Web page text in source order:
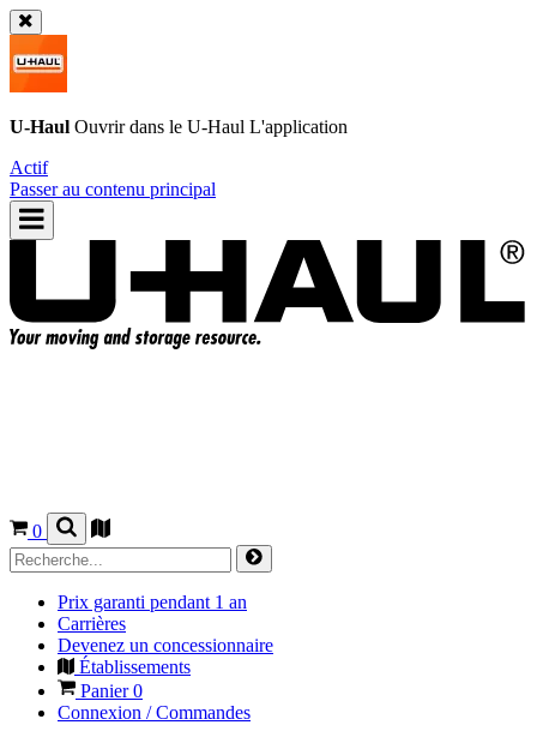
U-Haul Ouvrir dans le U-Haul L'application
Actif
Passer au contenu principal
0
Prix garanti pendant 1 an
Carrières
Devenez un concessionnaire
Établissements
Panier0
Connexion / Commandes